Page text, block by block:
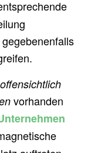
offensichtlich
vorhanden